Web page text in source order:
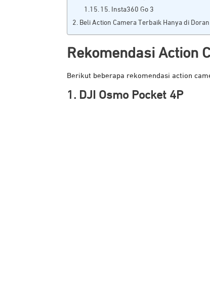
15. Insta360 Go 3
Beli Action Camera Terbaik Hanya di
Rekomendasi Action
Berikut beberapa rekomendasi action
1. DJI Osmo Pocket 4P